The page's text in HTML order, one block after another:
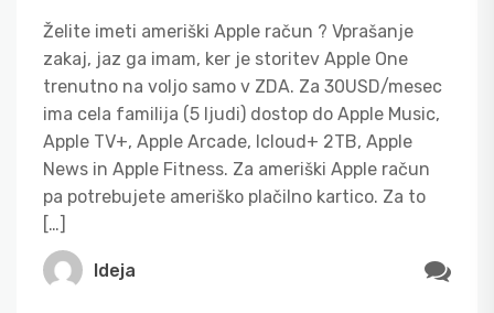
Želite imeti ameriški Apple račun ? Vprašanje
zakaj, jaz ga imam, ker je storitev Apple One
trenutno na voljo samo v ZDA. Za 30USD/mesec
ima cela familija (5 ljudi) dostop do Apple Music,
Apple TV+, Apple Arcade, Icloud+ 2TB, Apple
News in Apple Fitness. Za ameriški Apple račun
pa potrebujete ameriško plačilno kartico. Za to
[…]
Ideja